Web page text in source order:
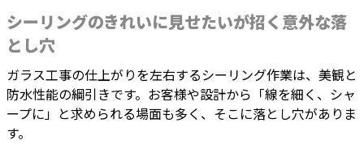
シーリングのきれいに見せたいが招く意外な落
とし穴
ガラス工事の仕上がりを左右するシーリング作業は、美観と
防水性能の綱引きです。お客様や設計から「線を細く、シャ
ープに」と求められる場面も多く、そこに落とし穴がありま
す。